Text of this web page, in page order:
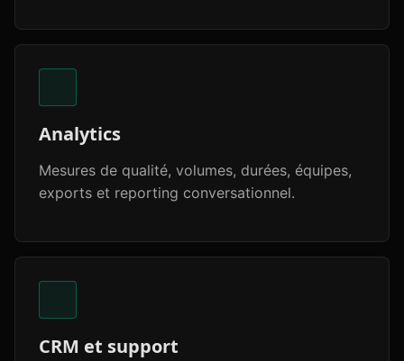
Analytics
Mesures de qualité, volumes, durées, équipes,
exports et reporting conversationnel.
CRM et support